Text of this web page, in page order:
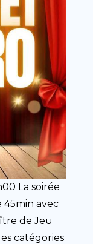
La soirée
avec
de Jeu
catégories